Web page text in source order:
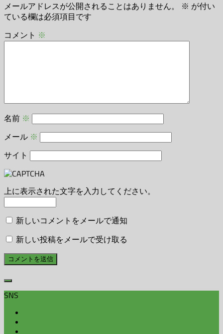
メールアドレスが公開されることはありません。 ※ が付い
ている欄は必須項目です
コメント ※
名前 ※
メール ※
サイト
上に表示された文字を入力してください。
新しいコメントをメールで通知
新しい投稿をメールで受け取る
SNS